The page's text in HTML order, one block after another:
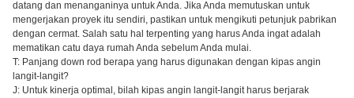
datang dan menanganinya untuk Anda. Jika Anda memutuskan untuk
mengerjakan proyek itu sendiri, pastikan untuk mengikuti petunjuk pabrikan
dengan cermat. Salah satu hal terpenting yang harus Anda ingat adalah
mematikan catu daya rumah Anda sebelum Anda mulai.
T: Panjang down rod berapa yang harus digunakan dengan kipas angin
langit-langit?
J: Untuk kinerja optimal, bilah kipas angin langit-langit harus berjarak